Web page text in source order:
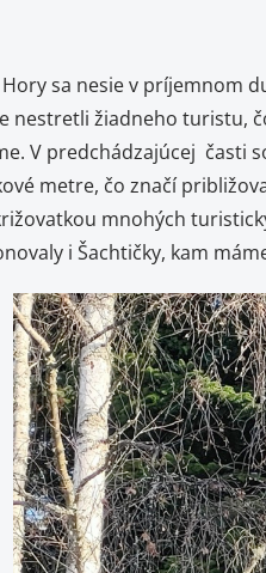
sa nesie v príjemnom
nestretli žiadneho turistu,
V predchádzajúcej časti
metre, čo značí
mnohých
i Šachtičky, kam